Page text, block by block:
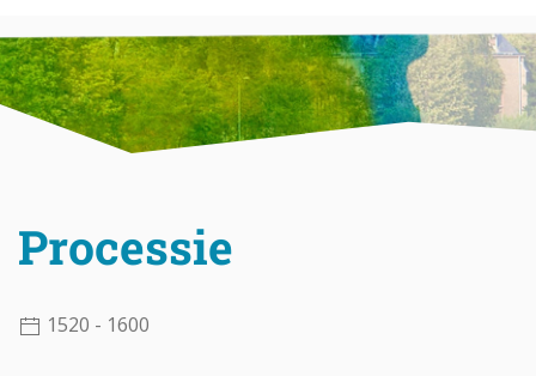
Processie
1520 - 1600